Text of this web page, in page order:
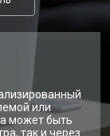
или
может быть
так и через